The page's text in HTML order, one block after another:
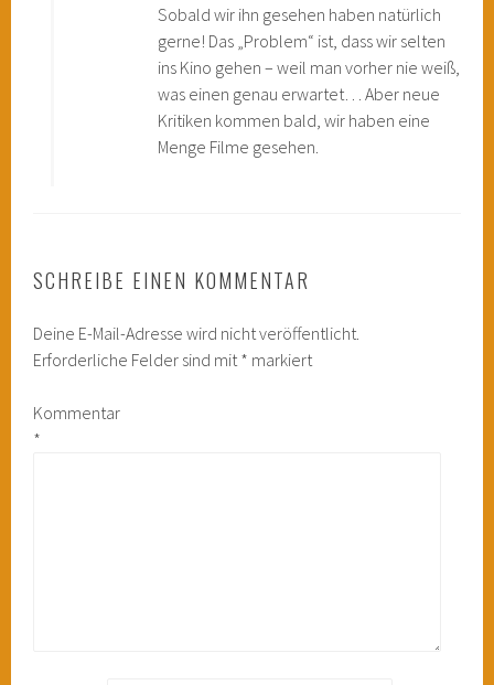
Sobald wir ihn gesehen haben natürlich
gerne! Das „Problem“ ist, dass wir selten
ins Kino gehen – weil man vorher nie weiß,
was einen genau erwartet… Aber neue
Kritiken kommen bald, wir haben eine
Menge Filme gesehen.
SCHREIBE EINEN KOMMENTAR
Deine E-Mail-Adresse wird nicht veröffentlicht.
Erforderliche Felder sind mit * markiert
Kommentar
*